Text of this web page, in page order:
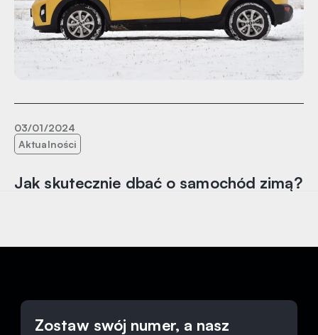
03/01/2024
Aktualności
Jak skutecznie dbać o samochód zimą?
Zostaw swój numer, a nasz